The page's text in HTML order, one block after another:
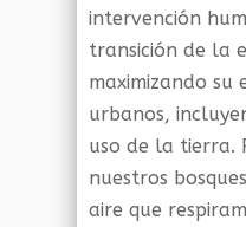
intervención
transición de la
maximizando su
urbanos,
uso de la tierra.
nuestros
aire que